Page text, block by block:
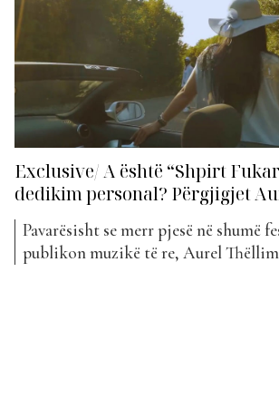
jesh pjesë e 100...
Exclusive/ A është “Shpirt
dedikim personal? Përgjigjet
Pavarësisht se merr pjesë në shumë
publikon muzikë të re, Aurel